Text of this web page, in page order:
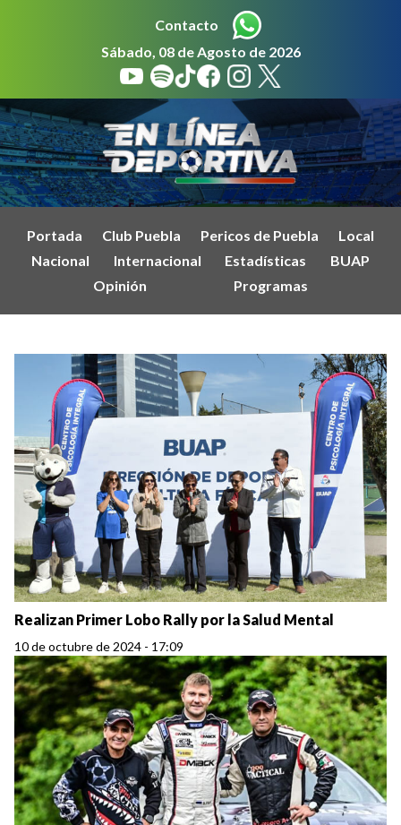
Contacto
Sábado, 08 de Agosto de 2026
Portada Club Puebla Pericos de Puebla
Local
Nacional
Internacional Estadísticas
BUAP
Opinión
Programas
Realizan Primer Lobo Rally por la Salud Mental
10 de octubre de 2024 - 17:09